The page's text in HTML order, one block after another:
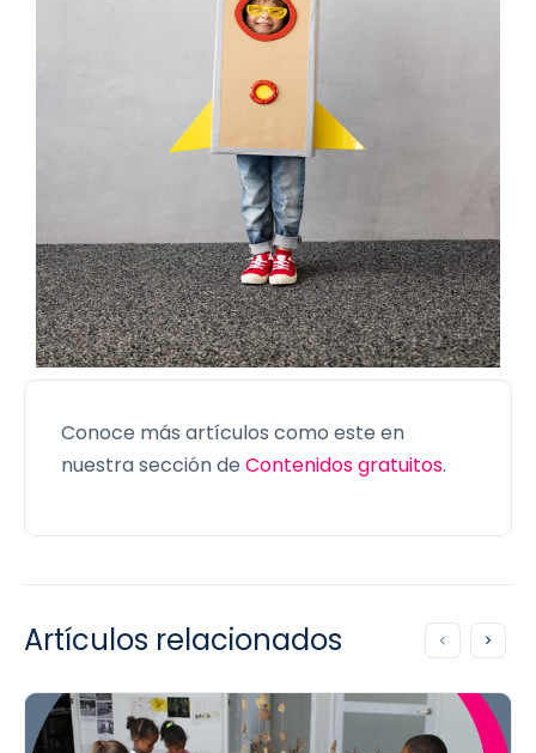
Conoce más artículos como este en
nuestra sección de Contenidos gratuitos.
Artículos relacionados